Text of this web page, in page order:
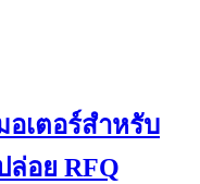
อเตอร์สำหรับ
อย RFQ